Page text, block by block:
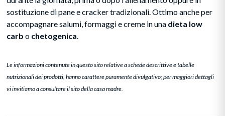
sostituzione di pane e cracker tradizionali. Ottimo anche per
accompagnare salumi, formaggi e creme in una dieta low
carb o chetogenica
Le informazioni contenute in questo sito relative a schede descrittive e tabelle
nutrizionali dei prodotti, hanno carattere puramente divulgativo; per maggiori dettagli
vi invitiamo a consultare il sito della casa madre.